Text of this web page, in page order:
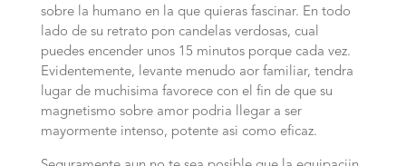
sobre la humano en la que quieras fascinar. En todo
lado de su retrato pon candelas verdosas, cual
puedes encender unos 15 minutos porque cada vez.
Evidentemente, levante menudo aor familiar, tendra
lugar de muchisima favorece con el fin de que su
magnetismo sobre amor podri­a llegar a ser
mayormente intenso, potente asi­ como eficaz.